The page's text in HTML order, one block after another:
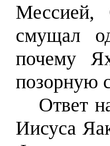
Мессией,
смущал
почему
позорную
Ответ
Иисуса